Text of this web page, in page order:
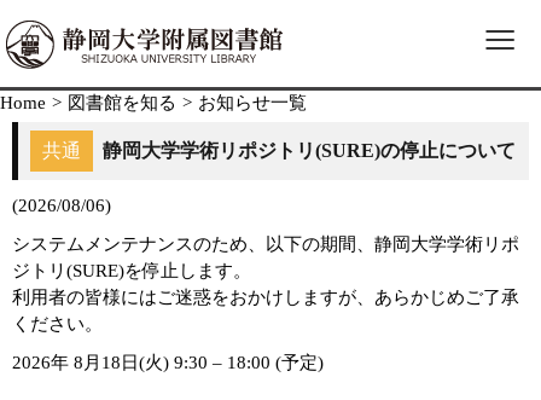
≡
Home > 図書館を知る > お知らせ一覧
共通 静岡大学学術リポジトリ(SURE)の停止について
(2026/08/06)
システムメンテナンスのため、以下の期間、静岡大学学術リポ
ジトリ(SURE)を停止します。
利用者の皆様にはご迷惑をおかけしますが、あらかじめご了承
ください。
2026年 8月18日(火) 9:30 – 18:00 (予定)